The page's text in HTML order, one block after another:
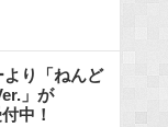
り「ねんど
」が
中！